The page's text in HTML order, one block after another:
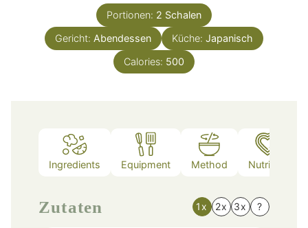
Portionen: 2 Schalen
Gericht: Abendessen Küche: Japanisch
Calories: 500
Ingredients Equipment Method Nutrition
Zutaten 1x 2x 3x ?